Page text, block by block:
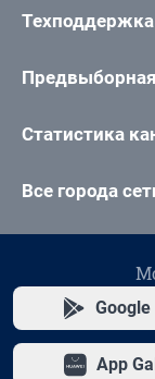
Техподдержка
Статистика
Все города
Google
App